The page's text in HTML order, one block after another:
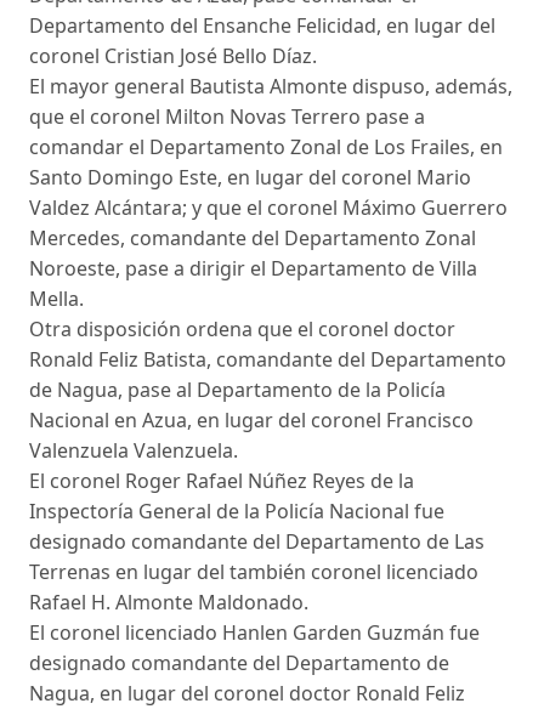
Departamento del Ensanche Felicidad, en lugar del
coronel Cristian José Bello Díaz.
El mayor general Bautista Almonte dispuso, además,
que el coronel Milton Novas Terrero pase a
comandar el Departamento Zonal de Los Frailes, en
Santo Domingo Este, en lugar del coronel Mario
Valdez Alcántara; y que el coronel Máximo Guerrero
Mercedes, comandante del Departamento Zonal
Noroeste, pase a dirigir el Departamento de Villa
Mella.
Otra disposición ordena que el coronel doctor
Ronald Feliz Batista, comandante del Departamento
de Nagua, pase al Departamento de la Policía
Nacional en Azua, en lugar del coronel Francisco
Valenzuela Valenzuela.
El coronel Roger Rafael Núñez Reyes de la
Inspectoría General de la Policía Nacional fue
designado comandante del Departamento de Las
Terrenas en lugar del también coronel licenciado
Rafael H. Almonte Maldonado.
El coronel licenciado Hanlen Garden Guzmán fue
designado comandante del Departamento de
Nagua, en lugar del coronel doctor Ronald Feliz